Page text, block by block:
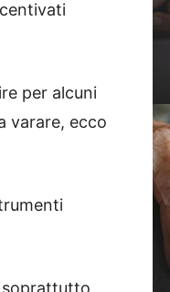
per alcuni
varare, ecco
soprattutto